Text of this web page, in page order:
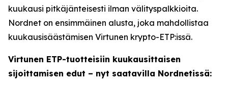
kuukausi pitkäjänteisesti ilman välityspalkkioita.
Nordnet on ensimmäinen alusta, joka mahdollistaa
kuukausisäästämisen Virtunen krypto-ETP:issä.
Virtunen ETP-tuotteisiin kuukausittaisen
sijoittamisen edut – nyt saatavilla Nordnetissä: